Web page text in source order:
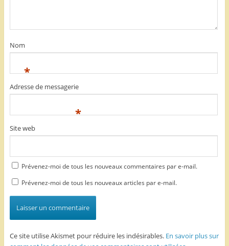
Nom
*
Adresse de messagerie
*
Site web
Prévenez-moi de tous les nouveaux commentaires par e-mail.
Prévenez-moi de tous les nouveaux articles par e-mail.
Ce site utilise Akismet pour réduire les indésirables. En savoir plus sur